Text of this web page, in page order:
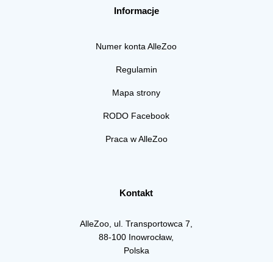
Informacje
Numer konta AlleZoo
Regulamin
Mapa strony
RODO Facebook
Praca w AlleZoo
Kontakt
AlleZoo, ul. Transportowca 7,
88-100 Inowrocław,
Polska